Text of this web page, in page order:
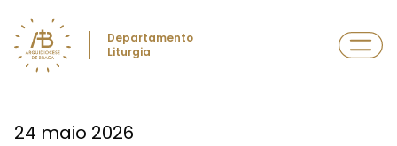
Departamento
Liturgia
24 maio 2026